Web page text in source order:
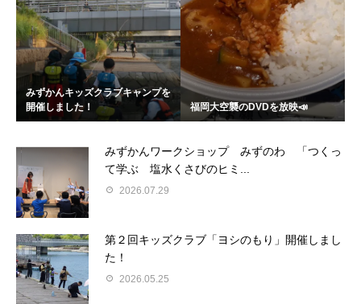
みずかんキッズクラブキャンプを
開催しました！
福岡大空襲のDVDを放映📣
みずかんワークショップ みずのわ 「つくっ
て学ぶ 塩水くさびのヒミ...
2026.07.29
第２回キッズクラブ「ヨシのもり」開催しまし
た！
2026.05.25